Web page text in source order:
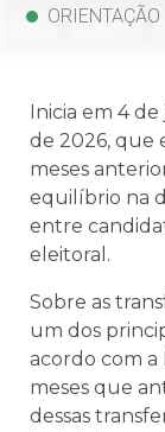
ORIENTAÇÃO
Inicia em 4
de 2026, que
meses
equilíbrio na
entre
eleitoral.
Sobre as
um dos
acordo com a
meses que
dessas